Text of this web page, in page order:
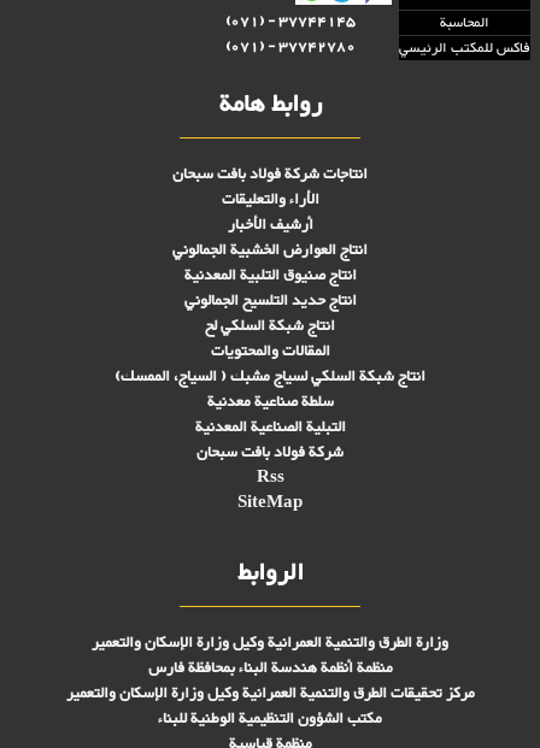
المحاسبة
37744145 - (071)
فاكس للمكتب الرئيسي
37742780 - (071)
روابط هامة
انتاجات شركة فولاد بافت سبحان
الأراء والتعليقات
أرشيف الأخبار
انتاج العوارض الخشبية الجمالوني
انتاج صنىوق التلبية المعدنية
انتاج حديد التلسيح الجمالوني
انتاج شبكة السلكي لح
المقالات والمحتويات
انتاج شبكة السلكي لسياج مشبك ( السياج، الممسك)
سلطة صناعية معدنية
التبلیة الصناعية المعدنية
شركة فولاد بافت سبحان
Rss
SiteMap
الروابط
وزارة الطرق والتنمية العمرانية وكيل وزارة الإسكان والتعمير
منظمة أنظمة هندسة البناء بمحافظة فارس
مركز تحقیقات الطرق والتنمية العمرانية وكيل وزارة الإسكان والتعمير
مكتب الشؤون التنظيمية الوطنية للبناء